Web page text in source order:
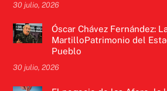
30 julio, 2026
Óscar Chávez Fernández:
MartilloPatrimonio del
Pueblo
30 julio, 2026